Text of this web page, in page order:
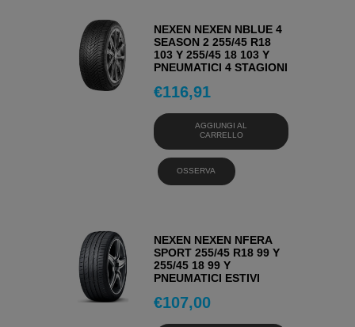
NEXEN NEXEN NBLUE 4
SEASON 2 255/45 R18
103 Y 255/45 18 103 Y
PNEUMATICI 4 STAGIONI
€116,91
AGGIUNGI AL
CARRELLO
OSSERVA
NEXEN NEXEN NFERA
SPORT 255/45 R18 99 Y
255/45 18 99 Y
PNEUMATICI ESTIVI
€107,00